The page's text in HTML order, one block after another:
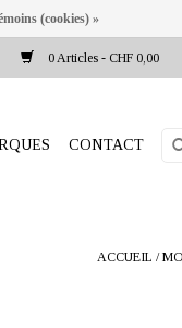
0 Articles - CHF 0,00
CONTACT
ACCUEIL /
(cookies) »